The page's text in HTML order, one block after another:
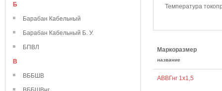
Б
Барабан Кабельный
Барабан Кабельный Б. У.
БПВЛ
В
ВББШВ
Температура
Маркоразмер
название
АВВГнг 1х1,5